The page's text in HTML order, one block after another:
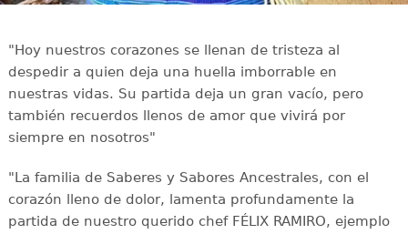
"Hoy nuestros corazones se llenan de tristeza al
despedir a quien deja una huella imborrable en
nuestras vidas. Su partida deja un gran vacío, pero
también recuerdos llenos de amor que vivirá por
siempre en nosotros"
"La familia de Saberes y Sabores Ancestrales, con el
corazón lleno de dolor, lamenta profundamente la
partida de nuestro querido chef FÉLIX RAMIRO, ejemplo